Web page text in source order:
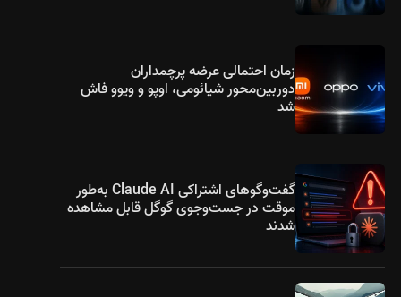
زمان احتمالی عرضه پرچمداران
دوربین‌محور شیائومی، اوپو و ویوو فاش
شد
گفت‌وگوهای اشتراکی Claude AI به‌طور
موقت در جست‌وجوی گوگل قابل مشاهده
شدند